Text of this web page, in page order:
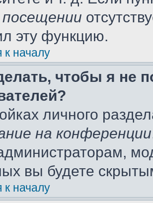
эту функцию.
к началу
чтобы я не
личного
на конференции
вы будете
к началу